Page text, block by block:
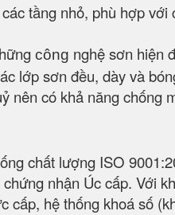
tầng nhỏ, phù hợp
công nghệ sơn hiện
lớp sơn đều, dày và
nên có khả năng chống
chất lượng ISO
nhận Úc cấp. Với
hệ thống khoá số